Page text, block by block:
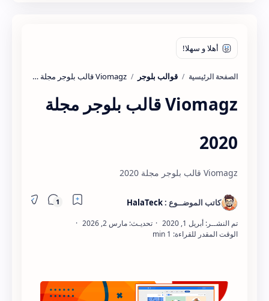
الصفحة الرئيسية قوالب بلوجر
Viomagz قالب بلوجر مجلة
2020
Viomagz قالب بلوجر مجلة 2020